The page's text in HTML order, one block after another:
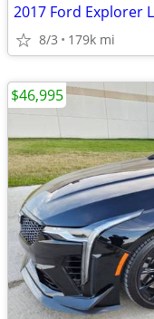
2017 Ford Explorer
8/3 179k mi
$46,995